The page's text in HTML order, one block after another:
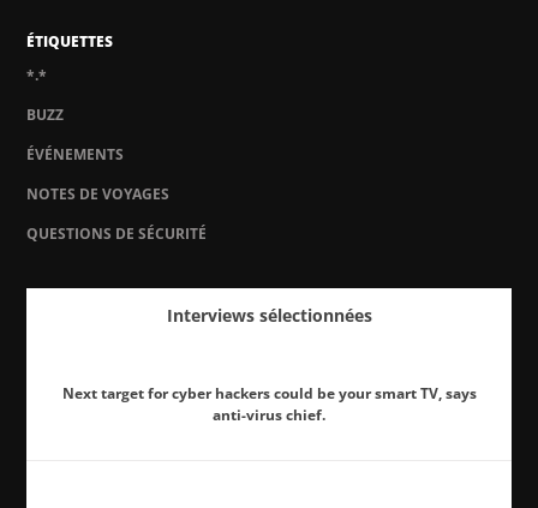
ÉTIQUETTES
*.*
BUZZ
ÉVÉNEMENTS
NOTES DE VOYAGES
QUESTIONS DE SÉCURITÉ
Interviews sélectionnées
Next target for cyber hackers could be your smart TV, says
anti-virus chief.